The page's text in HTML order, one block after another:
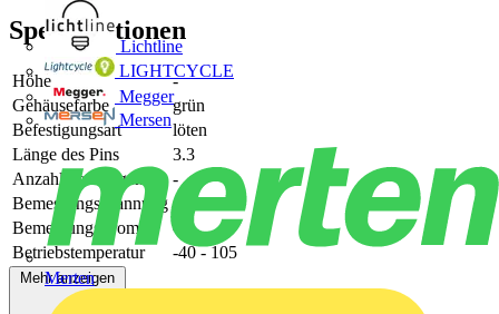
Lichtline
LIGHTCYCLE
Megger
Mersen
Merten
Spezifikationen
Höhe
-
Gehäusefarbe
grün
Befestigungsart
löten
Länge des Pins
3.3
Anzahl der Etagen
-
Bemessungsspannung 400
Bemessungsstrom In
-
Betriebstemperatur
-40 - 105
Mehr anzeigen